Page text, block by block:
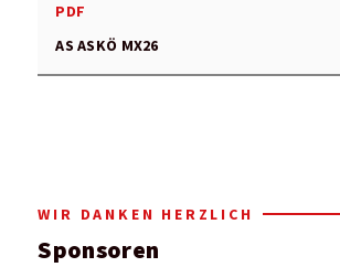
PDF
AS ASKÖ MX26
WIR DANKEN HERZLICH
Sponsoren